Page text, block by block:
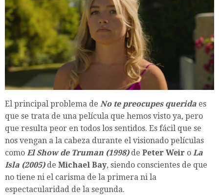
El principal problema de No te preocupes querida es
que se trata de una película que hemos visto ya, pero
que resulta peor en todos los sentidos. Es fácil que se
nos vengan a la cabeza durante el visionado películas
como El Show de Truman (1998)de Peter Weir o La
Isla (2005)de Michael Bay, siendo conscientes de que
no tiene ni el carisma de la primera ni la
espectacularidad de la segunda.